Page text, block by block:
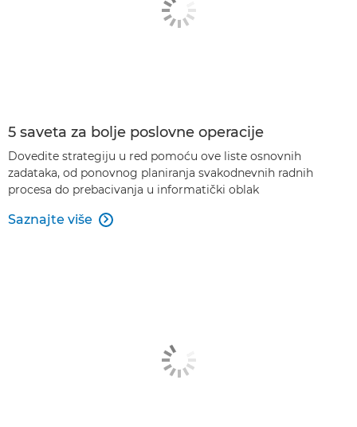
5 saveta za bolje poslovne operacije
Dovedite strategiju u red pomoću ove liste osnovnih
zadataka, od ponovnog planiranja svakodnevnih radnih
procesa do prebacivanja u informatički oblak
Saznajte više 